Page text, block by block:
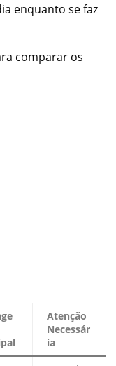
enquanto se faz
comparar os
Atenção
Necessár
ia